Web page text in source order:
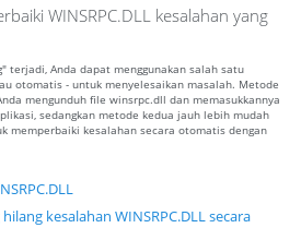
WINSRPC.DLL kesalahan yang
terjadi, Anda dapat menggunakan salah satu
otomatis - untuk menyelesaikan masalah. Metode
mengunduh file winsrpc.dll dan memasukkannya
sedangkan metode kedua jauh lebih mudah
memperbaiki kesalahan secara otomatis dengan
kesalahan WINSRPC.DLL secara